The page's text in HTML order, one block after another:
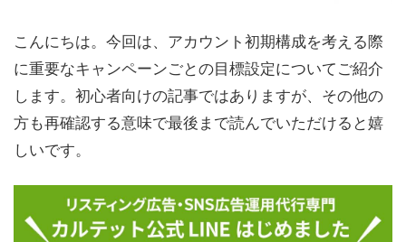
こんにちは。今回は、アカウント初期構成を考える際
に重要なキャンペーンごとの目標設定についてご紹介
します。初心者向けの記事ではありますが、その他の
方も再確認する意味で最後まで読んでいただけると嬉
しいです。